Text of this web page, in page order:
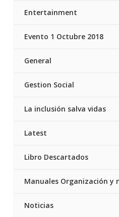
Entertainment
Evento 1 Octubre 2018
General
Gestion Social
La inclusión salva vidas
Latest
Libro Descartados
Manuales Organización y
Noticias